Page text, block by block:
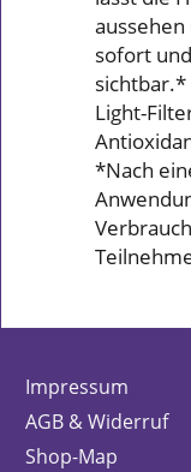
sofort
Light-
*Nach
Impressum
AGB & Widerruf
Shop-Map